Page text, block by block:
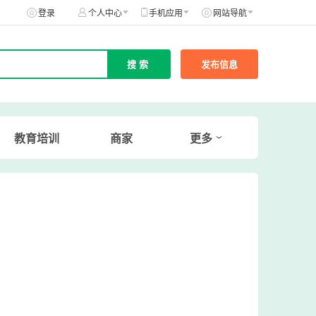
登录 个人中心 手机应用 网站导航
发布信息
教育培训 商家 更多